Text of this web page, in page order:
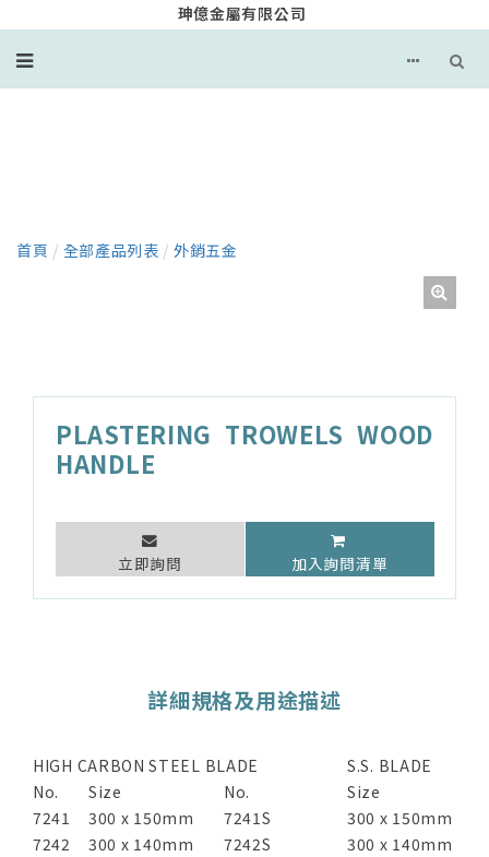
珅億金屬有限公司
首頁 / 全部產品列表 / 外銷五金
PLASTERING TROWELS WOOD
HANDLE
立即詢問 加入詢問清單
詳細規格及用途描述
HIGH CARBON STEEL BLADE
S.S. BLADE
No.
Size No.
Size
7241
300 x 150mm 7241S
300 x 150mm
7242
300 x 140mm 7242S 300 x 140mm